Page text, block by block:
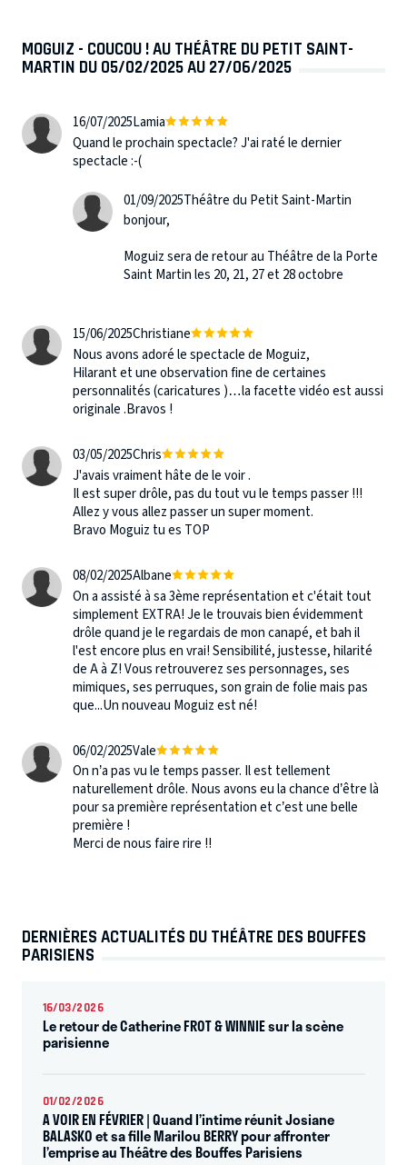
MOGUIZ - COUCOU ! AU THÉÂTRE DU PETIT SAINT-
MARTIN DU 05/02/2025 AU 27/06/2025
16/07/2025Lamia
Quand le prochain spectacle? J'ai raté le dernier
spectacle :-(
01/09/2025Théâtre du Petit Saint-Martin
bonjour,
Moguiz sera de retour au Théâtre de la Porte
Saint Martin les 20, 21, 27 et 28 octobre
15/06/2025Christiane
Nous avons adoré le spectacle de Moguiz,
Hilarant et une observation fine de certaines
personnalités (caricatures )…la facette vidéo est aussi
originale .Bravos !
03/05/2025Chris
J'avais vraiment hâte de le voir .
Il est super drôle, pas du tout vu le temps passer !!!
Allez y vous allez passer un super moment.
Bravo Moguiz tu es TOP
08/02/2025Albane
On a assisté à sa 3ème représentation et c'était tout
simplement EXTRA! Je le trouvais bien évidemment
drôle quand je le regardais de mon canapé, et bah il
l'est encore plus en vrai! Sensibilité, justesse, hilarité
de A à Z! Vous retrouverez ses personnages, ses
mimiques, ses perruques, son grain de folie mais pas
que...Un nouveau Moguiz est né!
06/02/2025Vale
On n’a pas vu le temps passer. Il est tellement
naturellement drôle. Nous avons eu la chance d’être là
pour sa première représentation et c’est une belle
première !
Merci de nous faire rire !!
DERNIÈRES ACTUALITÉS DU THÉÂTRE DES BOUFFES
PARISIENS
16/03/2026
Le retour de Catherine FROT & WINNIE sur la scène
parisienne
01/02/2026
A VOIR EN FÉVRIER | Quand l’intime réunit Josiane
BALASKO et sa fille Marilou BERRY pour affronter
l’emprise au Théâtre des Bouffes Parisiens